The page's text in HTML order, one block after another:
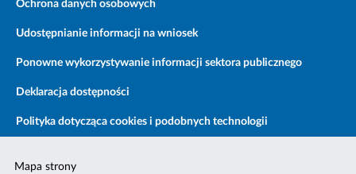
Ochrona danych osobowych
Udostępnianie informacji na wniosek
Ponowne wykorzystywanie informacji sektora publicznego
Deklaracja dostępności
Polityka dotycząca cookies i podobnych technologii
Mapa strony